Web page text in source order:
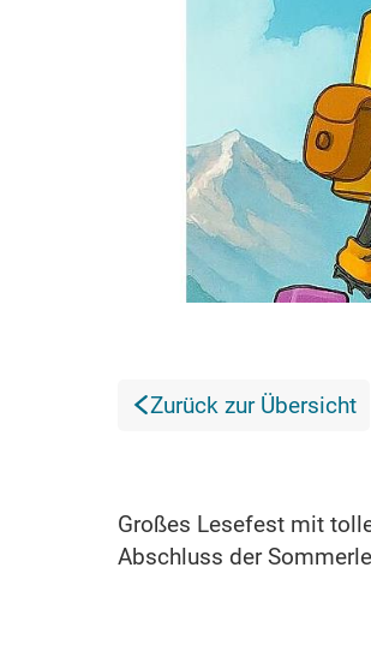
Zurück zur Übersicht
Großes Lesefest mit
Abschluss der